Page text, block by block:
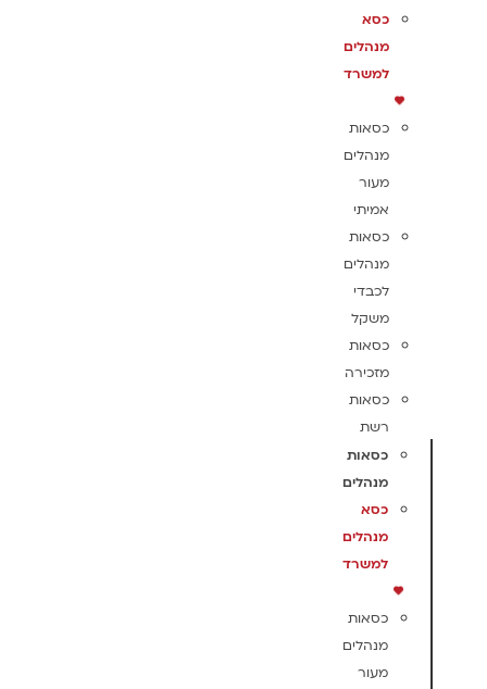
כסא
מנהלים
למשרד
כסאות
מנהלים
מעור
אמיתי
כסאות
מנהלים
לכבדי
משקל
כסאות
מזכירה
כסאות
רשת
כסאות
מנהלים
כסא
מנהלים
למשרד
כסאות
מנהלים
מעור